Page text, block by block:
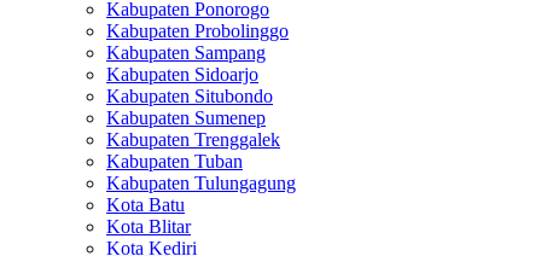
Kabupaten Ponorogo
Kabupaten Probolinggo
Kabupaten Sampang
Kabupaten Sidoarjo
Kabupaten Situbondo
Kabupaten Sumenep
Kabupaten Trenggalek
Kabupaten Tuban
Kabupaten Tulungagung
Kota Batu
Kota Blitar
Kota Kediri